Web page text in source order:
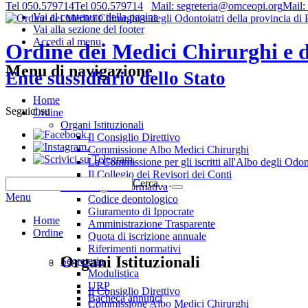
Vai al contenuto della pagina
Vai alla sezione del footer
Accedi al menu
Tel 050.579714Tel 050.579714 Mail: segreteria@omceopi.orgMail:
Ordine dei Medici Chirurghi e
Ente sussidiario dello Stato
Seguici su
.
.
.
Cerca …
Menu
Home
Ordine
Organi Istituzionali
Il Consiglio Direttivo
Commissione Albo Medici Chirurghi
Menu di navigazione
Home
Ordine
Organi Istituzionali
Il Consiglio Direttivo
Commissione Albo Medici Chirurghi
La Commissione per gli iscritti all'Albo degli
Il Collegio dei Revisori dei Conti
Deontologia e normativa
Codice deontologico
Giuramento di Ippocrate
Amministrazione Trasparente
Quota di iscrizione annuale
Riferimenti normativi
Segreteria
Modulistica
URP
Bacheca annunci